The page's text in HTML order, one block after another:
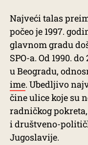
Najveći talas
počeo je 1997.
glavnom gradu
SPO-a. Od 1990.
u Beogradu,
ime. Ubedljivo
čine ulice koje su
radničkog
i društveno-
Jugoslavije.